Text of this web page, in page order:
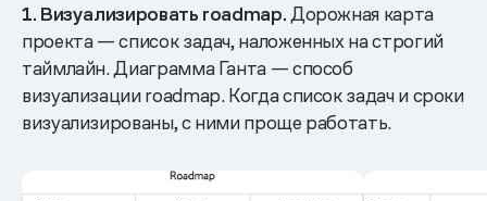
1. Визуализировать roadmap.Дорожная карта
проекта — список задач, наложенных на строгий
таймлайн. Диаграмма Ганта — способ
визуализации roadmap. Когда список задач и сроки
визуализированы, с ними проще работать.